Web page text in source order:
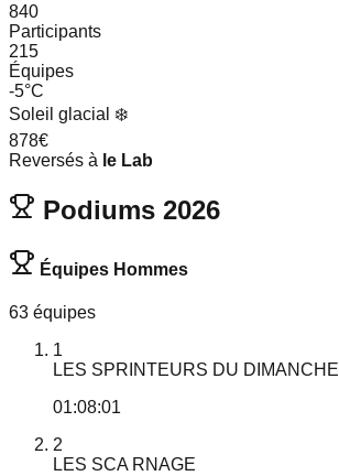
840
Participants
215
Équipes
-5°C
Soleil glacial ❄️
878€
Reversés à le Lab
Podiums 2026
Équipes Hommes
63 équipes
1
LES SPRINTEURS DU DIMANCHE
01:08:01
2
LES SCA RNAGE